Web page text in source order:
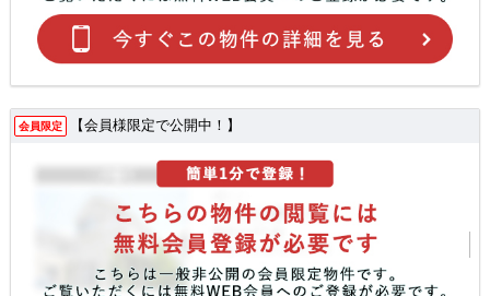
会員限定 【会員様限定で公開中！】